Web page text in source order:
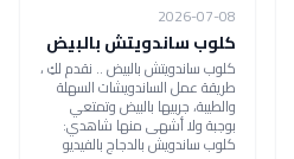
2026-07-08
كلوب ساندويتش بالبيض
كلوب ساندويتش بالبيض .. نقدم لكِ ،
طريقة عمل الساندويشات السهلة
والطيبة، جربيها بالبيض وتمتعي
بوجبة ولا أشهى منها شاهدي:
كلوب ساندويش بالدجاج بالفيديو